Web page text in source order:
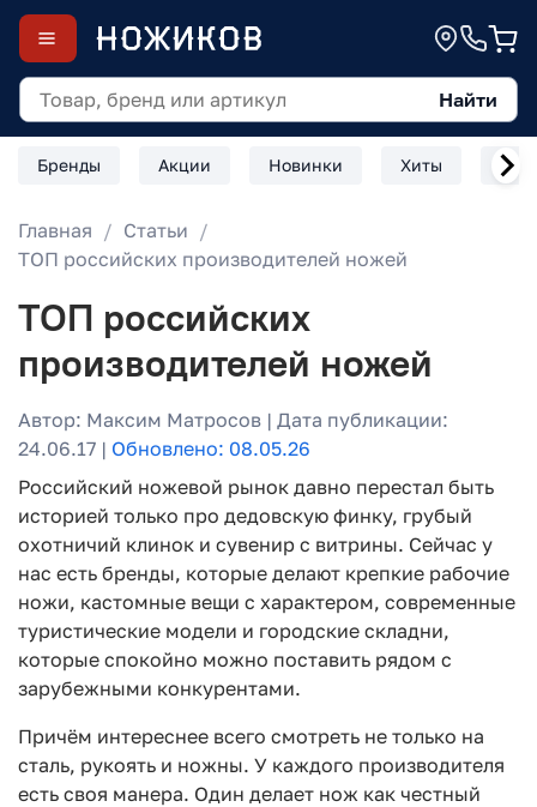
Найти
Бренды Акции Новинки Хиты
Главная
Статьи
ТОП российских производителей ножей
ТОП российских
производителей ножей
Автор: Максим Матросов | Дата публикации:
24.06.17 | Обновлено: 08.05.26
Российский ножевой рынок давно перестал быть
историей только про дедовскую финку, грубый
охотничий клинок и сувенир с витрины. Сейчас у
нас есть бренды, которые делают крепкие рабочие
ножи, кастомные вещи с характером, современные
туристические модели и городские складни,
которые спокойно можно поставить рядом с
зарубежными конкурентами.
Причём интереснее всего смотреть не только на
сталь, рукоять и ножны. У каждого производителя
есть своя манера. Один делает нож как честный